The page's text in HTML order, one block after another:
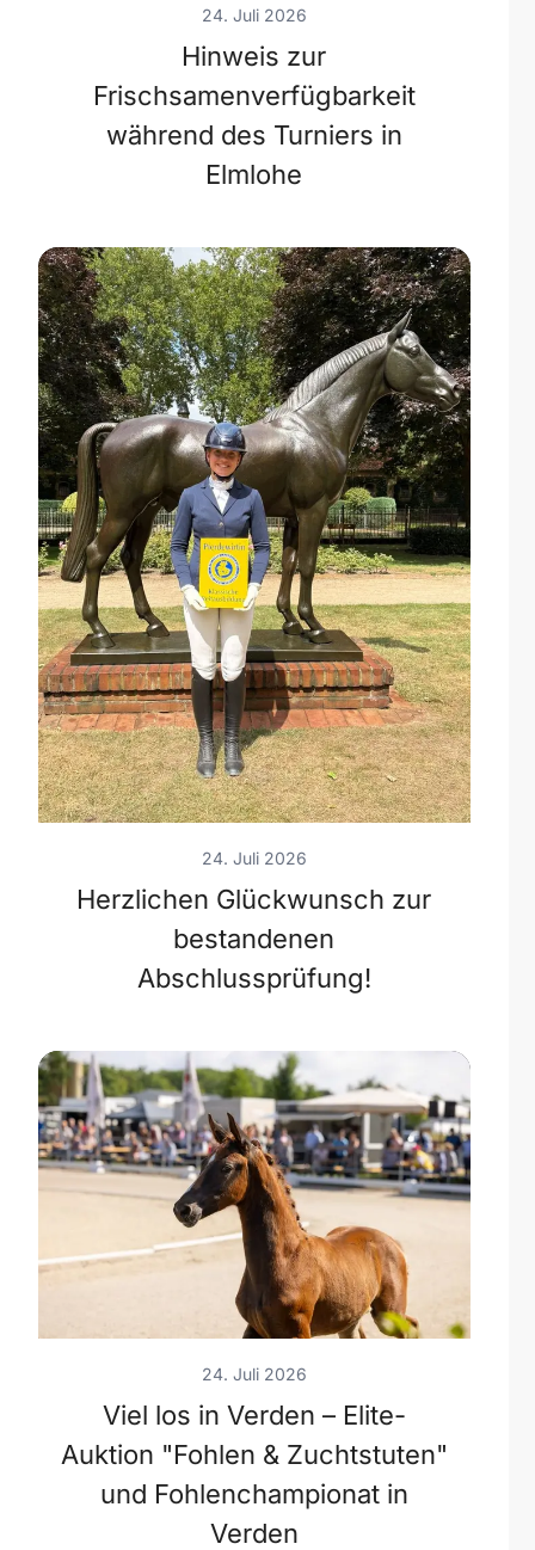
24. Juli 2026
Hinweis zur
Frischsamenverfügbarkeit
während des Turniers in
Elmlohe
24. Juli 2026
Herzlichen Glückwunsch zur
bestandenen
Abschlussprüfung!
24. Juli 2026
Viel los in Verden – Elite-
Auktion "Fohlen & Zuchtstuten"
und Fohlenchampionat in
Verden